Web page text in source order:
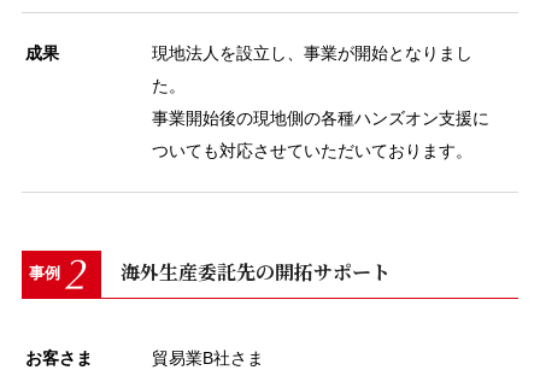
成果
現地法人を設立し、事業が開始となりまし
た。
事業開始後の現地側の各種ハンズオン支援に
ついても対応させていただいております。
事例 海外生産委託先の開拓サポート
お客さま 貿易業B社さま